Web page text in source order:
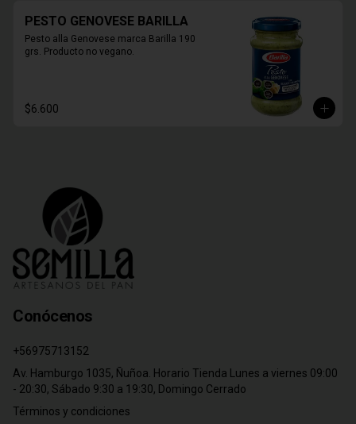
PESTO GENOVESE BARILLA
Pesto alla Genovese marca Barilla 190
grs. Producto no vegano.
$6.600
Conócenos
+56975713152
Av. Hamburgo 1035, Ñuñoa. Horario Tienda Lunes a viernes 09:00
- 20:30, Sábado 9:30 a 19:30, Domingo Cerrado
Términos y condiciones